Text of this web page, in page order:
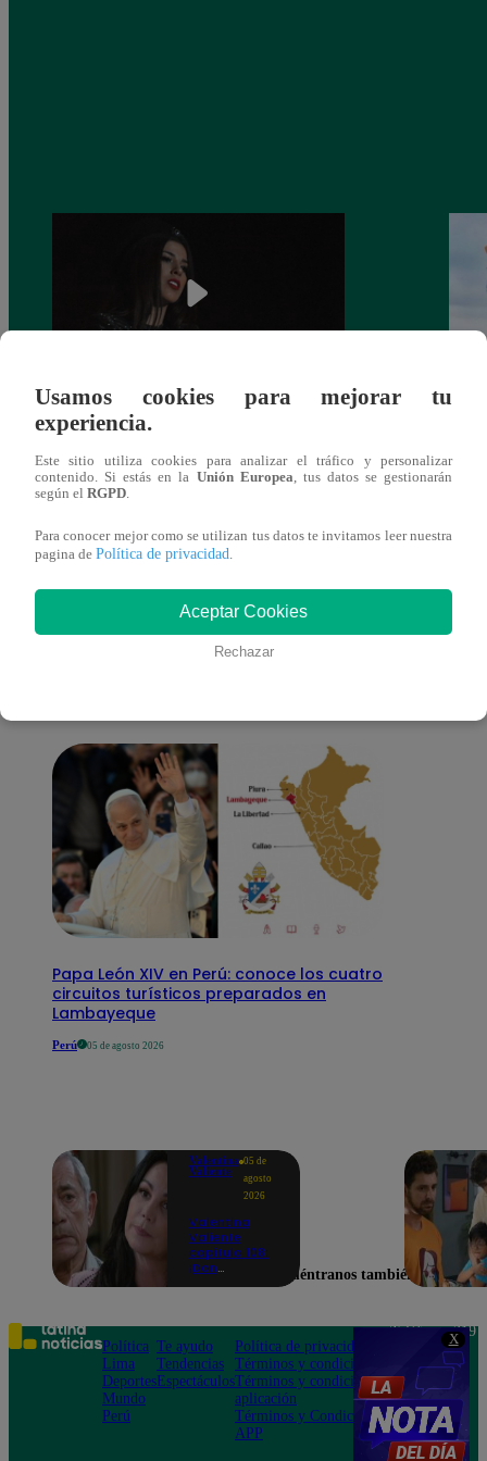
X
¿Yahaira Plasencia y Maritza Rodríguez
También te puede
interesar
Papa León XIV en Perú: conoce los cuatro
circuitos turísticos preparados en
Lambayeque
Perú 05 de agosto 2026
Valentina
Valiente
05 de
agosto
2026
Valentina
Valiente
capítulo 108:
¡Don
Frida tras
descubrir una
contradicción
en una
conversación!
Usamos cookies para mejorar tu
experiencia.
Este sitio utiliza cookies para analizar el tráfico y personalizar
contenido. Si estás en la Unión Europea, tus datos se gestionarán
según el RGPD.
Para conocer mejor como se utilizan tus datos te invitamos leer nuestra
pagina de Política de privacidad.
Aceptar Cookies
Rechazar
Encuéntranos también en
Política
Lima
Deportes
Mundo
Perú
Te ayudo
Tendencias
Espectáculos
Política de privacidad
Términos y condiciones
Términos y condiciones
aplicación
Términos y Condiciones
APP
Teléfono: 219
Av. San
Felipe 968
Jesús María